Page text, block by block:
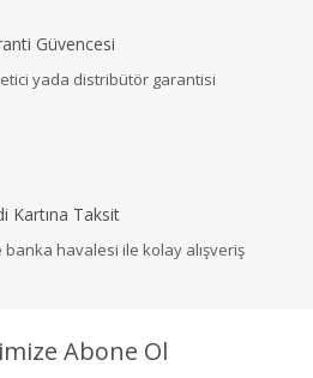
Güvencesi
yada distribütör garantisi
Kartına Taksit
banka havalesi ile kolay alışveriş
Abone Ol